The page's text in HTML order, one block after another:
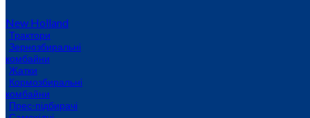
New Holland
Трактори
Зернозбиральні
комбайни
Жатки
Кормозбиральні
комбайни
Прес-підбирачі